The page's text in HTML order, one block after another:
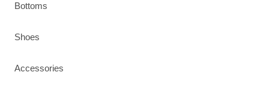
Bottoms
Shoes
Accessories